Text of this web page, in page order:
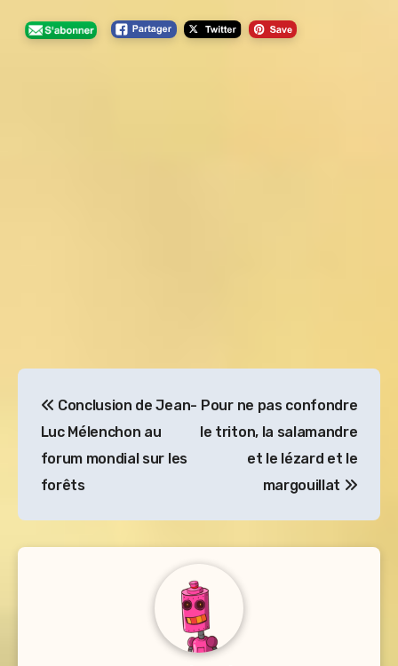
de
l’article
Conclusion de Jean-
Luc Mélenchon au
forum mondial sur les
forêts
Pour ne pas confondre
le triton, la salamandre
et le lézard et le
margouillat